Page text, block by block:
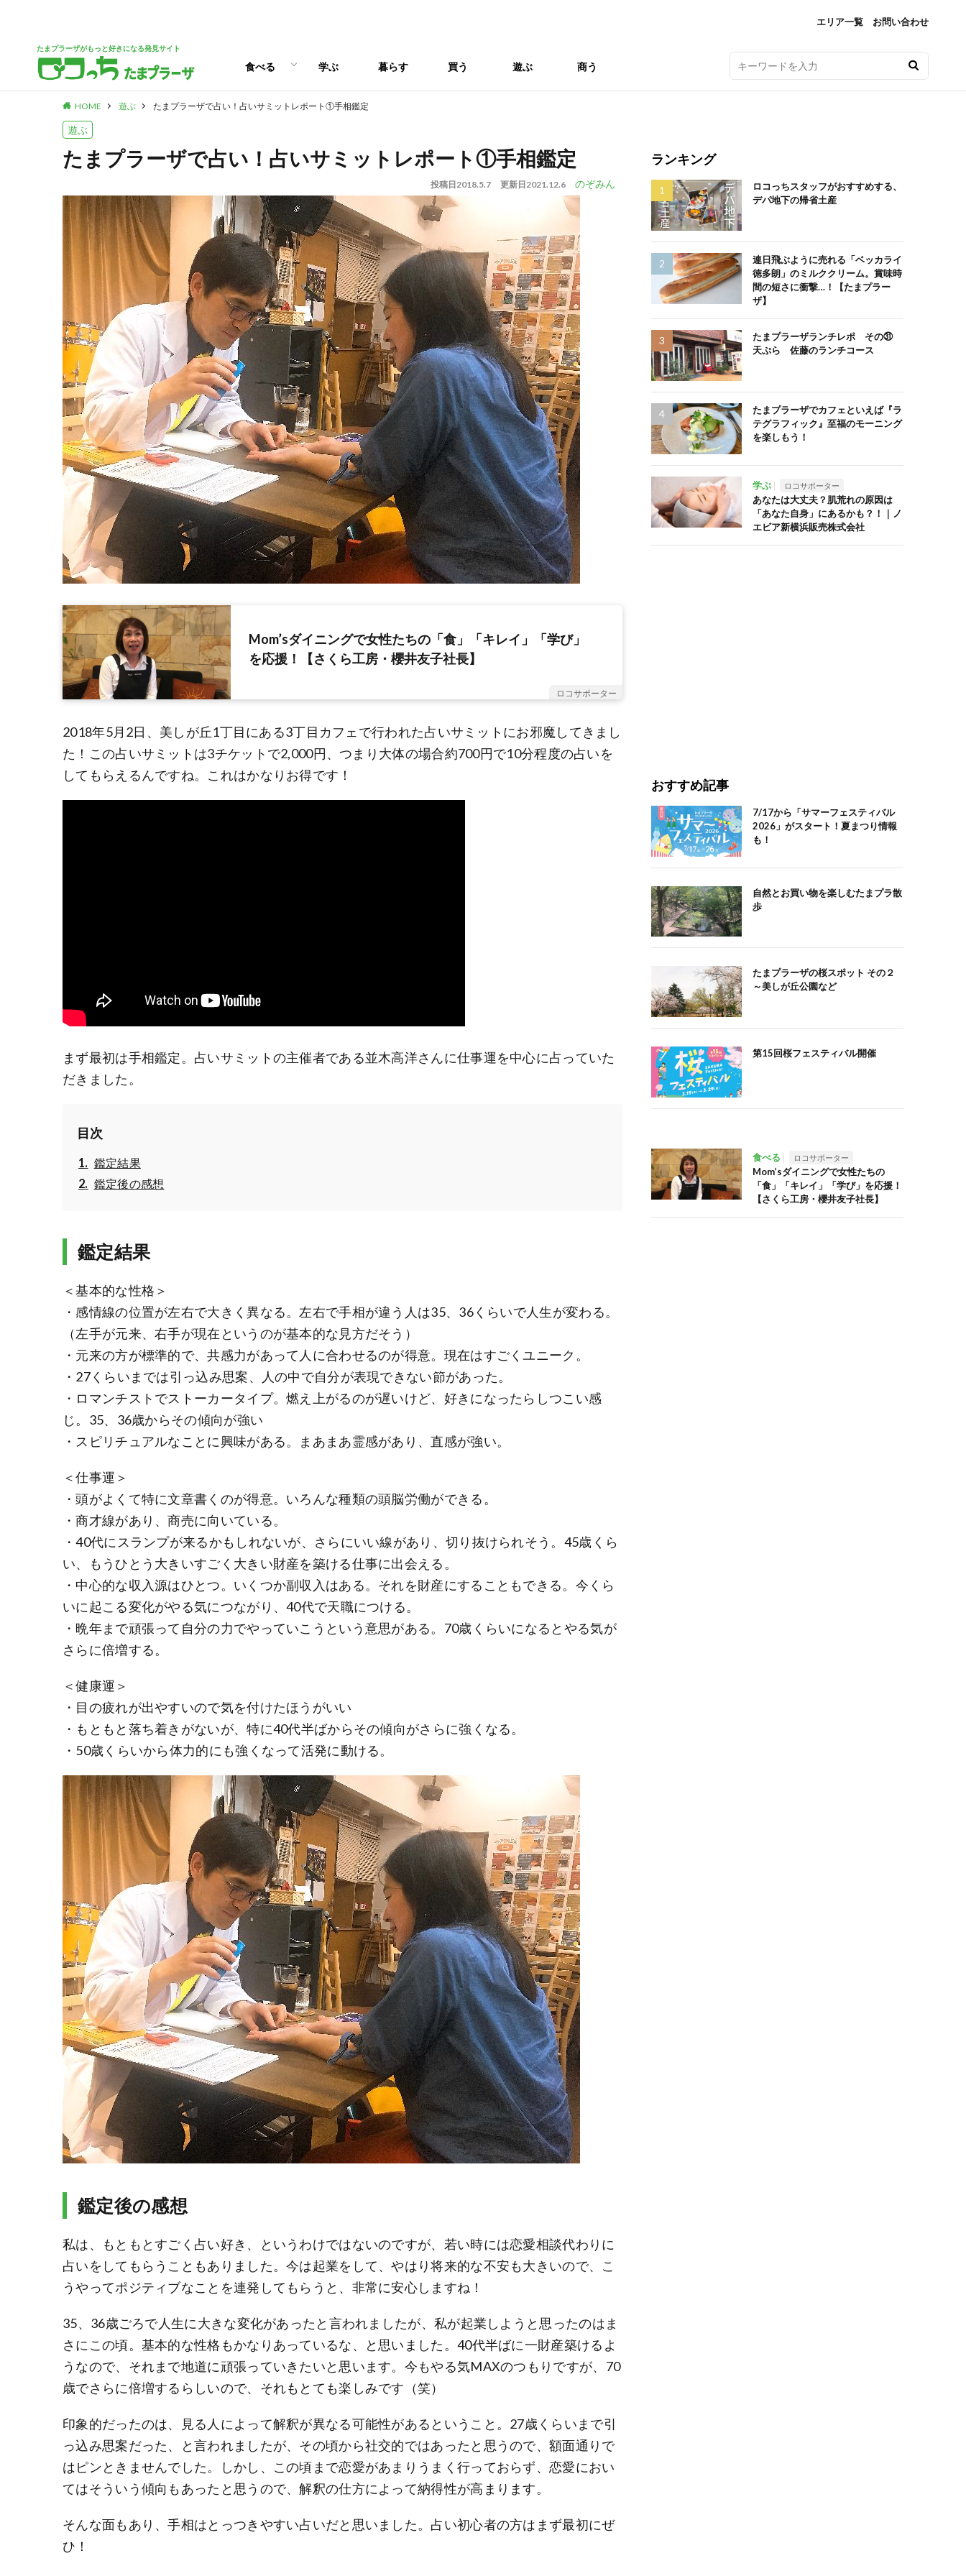
エリア一覧 お問い合わせ
たまプラーザがもっと好きになる発見サイト
食べる
パン
スイーツ
ランチ
カフェ
学ぶ 暮らす 買う 遊ぶ 商う
HOME 遊ぶ たまプラーザで占い！占いサミットレポート①手相鑑定
遊ぶ
たまプラーザで占い！占いサミットレポート①手相鑑定
投稿日2018.5.7 更新日2021.12.6 のぞみん
Mom’sダイニングで女性たちの「食」「キレイ」「学び」
を応援！【さくら工房・櫻井友子社長】
ロコサポーター
2018年5月2日、美しが丘1丁目にある3丁目カフェで行われた占いサミットにお邪魔してきまし
た！この占いサミットは3チケットで2,000円、つまり大体の場合約700円で10分程度の占いを
してもらえるんですね。これはかなりお得です！
まず最初は手相鑑定。占いサミットの主催者である並木高洋さんに仕事運を中心に占っていた
だきました。
目次
鑑定結果
鑑定後の感想
鑑定結果
＜基本的な性格＞
・感情線の位置が左右で大きく異なる。左右で手相が違う人は35、36くらいで人生が変わる。
（左手が元来、右手が現在というのが基本的な見方だそう）
・元来の方が標準的で、共感力があって人に合わせるのが得意。現在はすごくユニーク。
・27くらいまでは引っ込み思案、人の中で自分が表現できない節があった。
・ロマンチストでストーカータイプ。燃え上がるのが遅いけど、好きになったらしつこい感
じ。35、36歳からその傾向が強い
・スピリチュアルなことに興味がある。まあまあ霊感があり、直感が強い。
＜仕事運＞
・頭がよくて特に文章書くのが得意。いろんな種類の頭脳労働ができる。
・商才線があり、商売に向いている。
・40代にスランプが来るかもしれないが、さらにいい線があり、切り抜けられそう。45歳くら
い、もうひとう大きいすごく大きい財産を築ける仕事に出会える。
・中心的な収入源はひとつ。いくつか副収入はある。それを財産にすることもできる。今くら
いに起こる変化がやる気につながり、40代で天職につける。
・晩年まで頑張って自分の力でやっていこうという意思がある。70歳くらいになるとやる気が
さらに倍増する。
＜健康運＞
・目の疲れが出やすいので気を付けたほうがいい
・もともと落ち着きがないが、特に40代半ばからその傾向がさらに強くなる。
・50歳くらいから体力的にも強くなって活発に動ける。
鑑定後の感想
私は、もともとすごく占い好き、というわけではないのですが、若い時には恋愛相談代わりに
占いをしてもらうこともありました。今は起業をして、やはり将来的な不安も大きいので、こ
うやってポジティブなことを連発してもらうと、非常に安心しますね！
35、36歳ごろで人生に大きな変化があったと言われましたが、私が起業しようと思ったのはま
さにこの頃。基本的な性格もかなりあっているな、と思いました。40代半ばに一財産築けるよ
うなので、それまで地道に頑張っていきたいと思います。今もやる気MAXのつもりですが、70
歳でさらに倍増するらしいので、それもとても楽しみです（笑）
印象的だったのは、見る人によって解釈が異なる可能性があるということ。27歳くらいまで引
っ込み思案だった、と言われましたが、その頃から社交的ではあったと思うので、額面通りで
はピンときませんでした。しかし、この頃まで恋愛があまりうまく行っておらず、恋愛におい
てはそういう傾向もあったと思うので、解釈の仕方によって納得性が高まります。
そんな面もあり、手相はとっつきやすい占いだと思いました。占い初心者の方はまず最初にぜ
ひ！
ランキング
ロコっちスタッフがおすすめする、
デパ地下の帰省土産
連日飛ぶように売れる「ベッカライ
徳多朗」のミルククリーム。賞味時
間の短さに衝撃…！【たまプラー
ザ】
たまプラーザランチレポ その㉛
天ぷら 佐藤のランチコース
たまプラーザでカフェといえば『ラ
テグラフィック』至福のモーニング
を楽しもう！
学ぶ ロコサポーター
あなたは大丈夫？肌荒れの原因は
「あなた自身」にあるかも？！｜ノ
エビア新横浜販売株式会社
おすすめ記事
7/17から「サマーフェスティバル
2026」がスタート！夏まつり情報
も！
自然とお買い物を楽しむたまプラ散
歩
たまプラーザの桜スポット その２
～美しが丘公園など
第15回桜フェスティバル開催
食べる ロコサポーター
Mom’sダイニングで女性たちの
「食」「キレイ」「学び」を応援！
【さくら工房・櫻井友子社長】